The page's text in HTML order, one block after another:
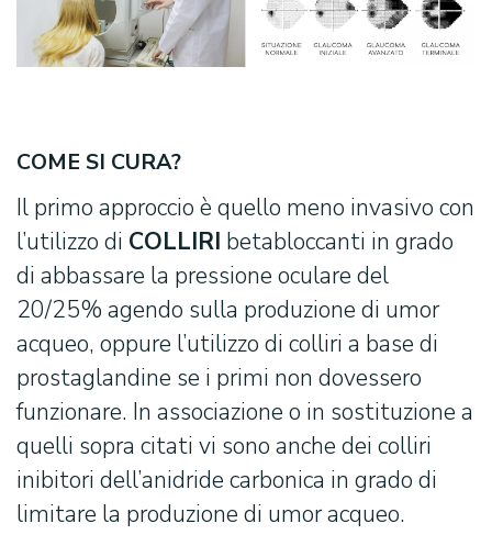
COME SI CURA?
Il primo approccio è quello meno invasivo con
l’utilizzo di COLLIRI betabloccanti in grado
di abbassare la pressione oculare del
20/25% agendo sulla produzione di umor
acqueo, oppure l’utilizzo di colliri a base di
prostaglandine se i primi non dovessero
funzionare. In associazione o in sostituzione a
quelli sopra citati vi sono anche dei colliri
inibitori dell’anidride carbonica in grado di
limitare la produzione di umor acqueo.